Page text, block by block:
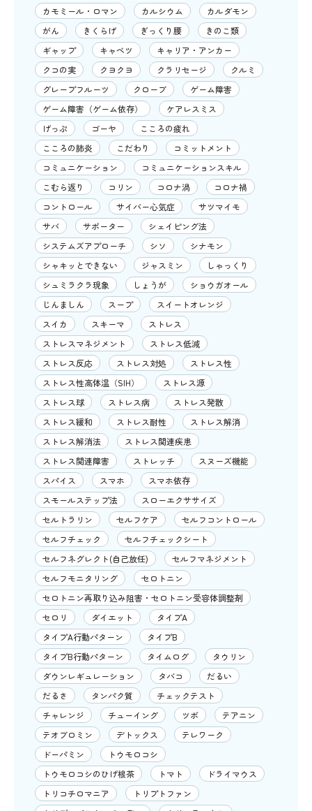
カモミール・ロマン
カルシウム
カルダモン
がん
きくらげ ぎっくり腰
きのこ類
ギャップ
キャベツ
キャリア・アンカー
クコの実
クヨクヨ クラリセージ
クルミ
グレープフルーツ
クローブ
ゲーム障害
ゲーム障害（ゲーム依存）
ケアレスミス
げっぷ
ゴーヤ
こころの疲れ
こころの肺炎
こだわり
コミットメント
コミュニケーション
コミュニケーションスキル
こむら返り
コリン コロナ渦
コロナ禍
コントロール
サイバー心気症
サツマイモ
サバ
サポーター
シェイピング法
システムズアプローチ
シソ
シナモン
シャキッとできない
ジャスミン
しゃっくり
シュミラクラ現象
しょうが
ショウガオール
じんましん
スープ
スイートオレンジ
スイカ
スキーマ
ストレス
ストレスマネジメント
ストレス低減
ストレス反応
ストレス対処
ストレス性
ストレス性高体温（SIH）
ストレス源
ストレス球
ストレス病
ストレス発散
ストレス緩和
ストレス耐性
ストレス解消
ストレス解消法
ストレス関連疾患
ストレス関連障害
ストレッチ
スヌーズ機能
スパイス
スマホ
スマホ依存
スモールステップ法
スローエクササイズ
セルトラリン
セルフケア
セルフコントロール
セルフチェック
セルフチェックシート
セルフネグレクト(自己放任)
セルフマネジメント
セルフモニタリング
セロトニン
セロトニン再取り込み阻害・セロトニン受容体調整剤
セロリ
ダイエット
タイプA
タイプA行動パターン
タイプB
タイプB行動パターン
タイムログ
タウリン
ダウンレギュレーション
タバコ
だるい
だるさ
タンパク質
チェックテスト
チャレンジ
チューイング ツボ
テアニン
テオブロミン
デトックス
テレワーク
ドーパミン
トウモロコシ
トウモロコシのひげ根茶
トマト
ドライマウス
トリコチロマニア
トリプトファン